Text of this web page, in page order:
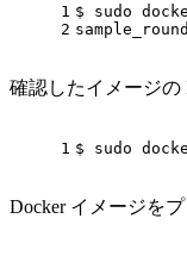
1
2
$ sudo
確認したイメージ
1 $ sudo
Docker イメージをプ